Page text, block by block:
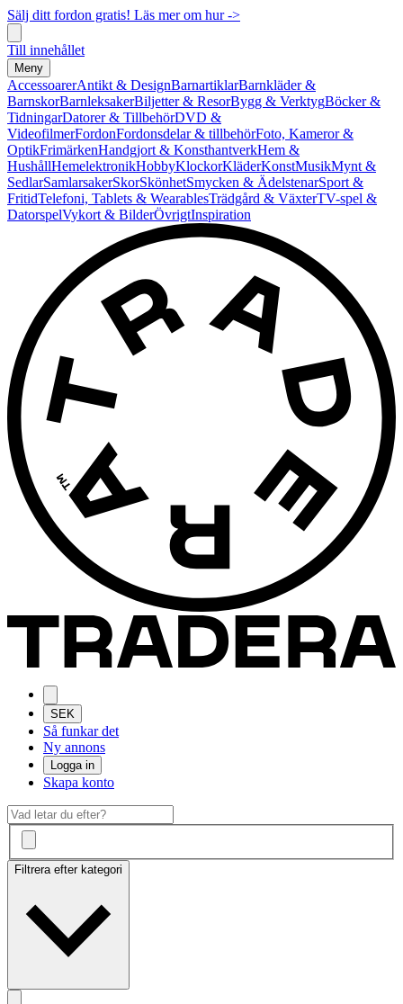
Sälj ditt fordon gratis! Läs mer om hur ->
Till innehållet
Meny
AccessoarerAntikt & DesignBarnartiklarBarnkläder &
BarnskorBarnleksakerBiljetter & ResorBygg & VerktygBöcker &
TidningarDatorer & TillbehörDVD &
VideofilmerFordonFordonsdelar & tillbehörFoto, Kameror &
OptikFrimärkenHandgjort & KonsthantverkHem &
HushållHemelektronikHobbyKlockorKläderKonstMusikMynt &
SedlarSamlarsakerSkorSkönhetSmycken & ÄdelstenarSport &
FritidTelefoni, Tablets & WearablesTrädgård & VäxterTV-spel &
DatorspelVykort & BilderÖvrigtInspiration
SEK
Så funkar det
Ny annons
Logga in
Skapa konto
Filtrera efter kategori